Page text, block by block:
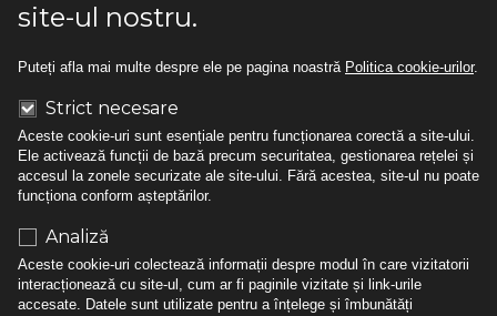
Gama DecoSpatio
Gama DecoSensio
Gama DecoVisio
Gama DecoVitrio
Utile
Politica de confidentialitate
site-ul nostru.
Puteți afla mai multe despre ele pe pagina noastră Politica cookie-urilor.
Strict necesare
Aceste cookie-uri sunt esențiale pentru funcționarea corectă a site-ului.
Ele activează funcții de bază precum securitatea, gestionarea rețelei și
accesul la zonele securizate ale site-ului. Fără acestea, site-ul nu poate
funcționa conform așteptărilor.
Analiză
Aceste cookie-uri colectează informații despre modul în care vizitatorii
interacționează cu site-ul, cum ar fi paginile vizitate și link-urile
accesate. Datele sunt utilizate pentru a înțelege și îmbunătăți